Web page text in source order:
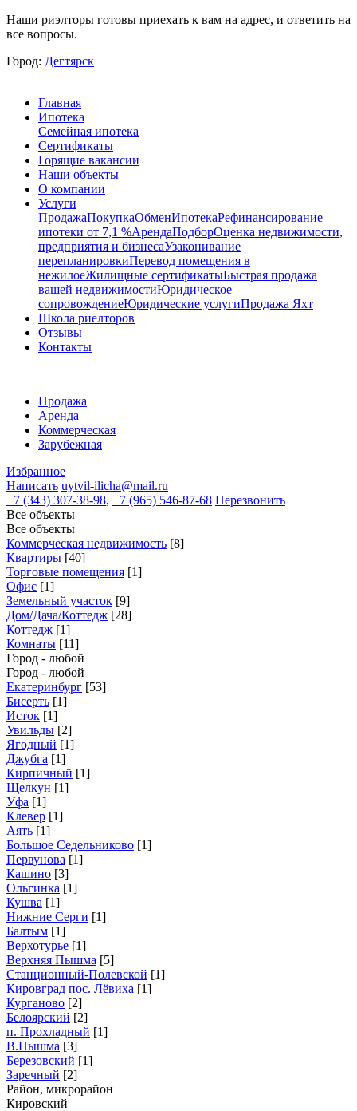
Наши риэлторы готовы приехать к вам на адрес, и ответить на
все вопросы.
Город: Дегтярск
Главная
Ипотека
Семейная ипотека
Сертификаты
Горящие вакансии
Наши объекты
О компании
Услуги
ПродажаПокупкаОбменИпотекаРефинансирование
ипотеки от 7,1 %АрендаПодборОценка недвижимости,
предприятия и бизнесаУзаконивание
перепланировкиПеревод помещения в
нежилоеЖилищные сертификатыБыстрая продажа
вашей недвижимостиЮридическое
сопровождениеЮридические услугиПродажа Яхт
Школа риелторов
Отзывы
Контакты
Продажа
Аренда
Коммерческая
Зарубежная
Избранное
Написать uytvil-ilicha@mail.ru
+7 (343) 307-38-98, +7 (965) 546-87-68 Перезвонить
Все объекты
Все объекты
Коммерческая недвижимость [8]
Квартиры [40]
Торговые помещения [1]
Офис [1]
Земельный участок [9]
Дом/Дача/Коттедж [28]
Коттедж [1]
Комнаты [11]
Город - любой
Город - любой
Екатеринбург [53]
Бисерть [1]
Исток [1]
Увильды [2]
Ягодный [1]
Джубга [1]
Кирпичный [1]
Щелкун [1]
Уфа [1]
Клевер [1]
Аять [1]
Большое Седельниково [1]
Первунова [1]
Кашино [3]
Ольгинка [1]
Кушва [1]
Нижние Серги [1]
Балтым [1]
Верхотурье [1]
Верхняя Пышма [5]
Станционный-Полевской [1]
Кировград пос. Лёвиха [1]
Курганово [2]
Белоярский [2]
п. Прохладный [1]
В.Пышма [3]
Березовский [1]
Заречный [2]
Район, микрорайон
Кировский